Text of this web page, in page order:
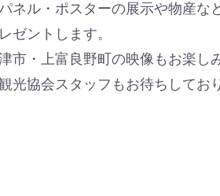
ネル・ポスターの展示や物産な
レゼントします。
市・上富良野町の映像もお楽し
光協会スタッフもお待ちしてお